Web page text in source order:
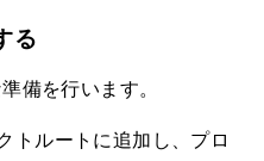
る
備を行います。
トルートに追加し、プロ